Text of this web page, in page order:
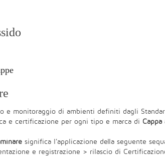
e monitoraggio di ambienti definiti dagli
e certificazione per ogni tipo e marca di
significa l'applicazione della seguente
e registrazione > rilascio di